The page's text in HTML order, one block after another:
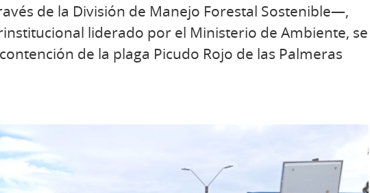
de la División de Manejo Forestal Sostenible—,
liderado por el Ministerio de Ambiente, se
de la plaga Picudo Rojo de las Palmeras